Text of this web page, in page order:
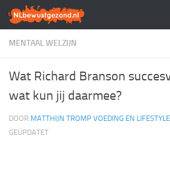
Doorgaan naar inhoud
MENTAAL WELZIJN
Wat Richard Branson
wat kun jij daarmee?
DOOR MATTHIJN TROMP VOEDING EN
GEÜPDATET